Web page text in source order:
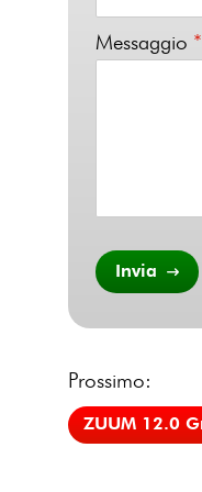
Messaggio *
Invia
Prossimo:
ZUUM 12.0